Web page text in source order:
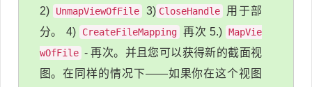
2)
UnmapViewOfFile 3) CloseHandle
用于部
分。 4)
CreateFileMapping 再次 5.) MapVie
wOfFile - 再次。并且您可以获得新的截面视
图。在同样的情况下——如果你在这个视图